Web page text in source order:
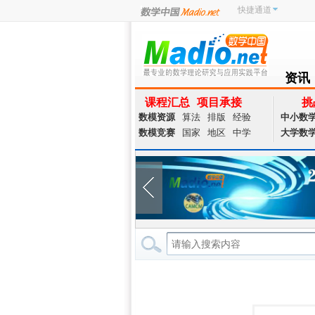
快捷通道
资讯
NEWS
课程汇总 项目承接
数模资源 算法 排版
经验
数模竞赛
国家 地区 中学
挑
中小数
大学数